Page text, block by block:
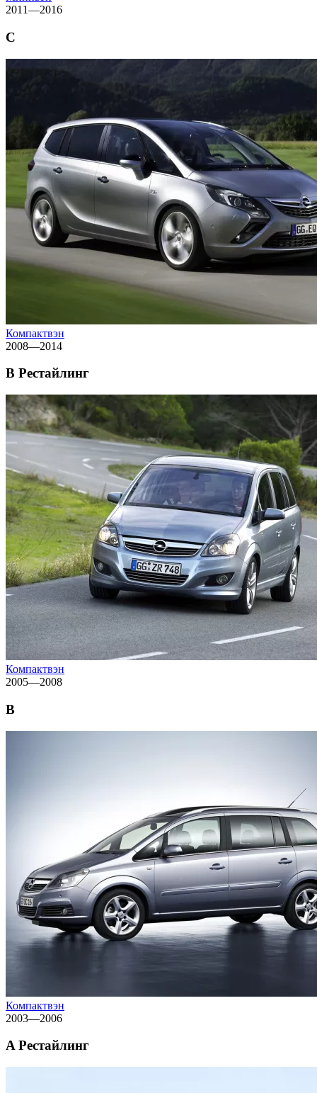
2011—2016
C
Компактвэн
2008—2014
B Рестайлинг
Компактвэн
2005—2008
B
Компактвэн
2003—2006
A Рестайлинг